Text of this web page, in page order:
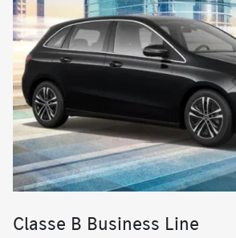
Classe B Business Line